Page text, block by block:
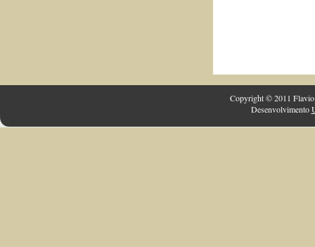
Copyright © 2011 Flavio
Desenvolvimento